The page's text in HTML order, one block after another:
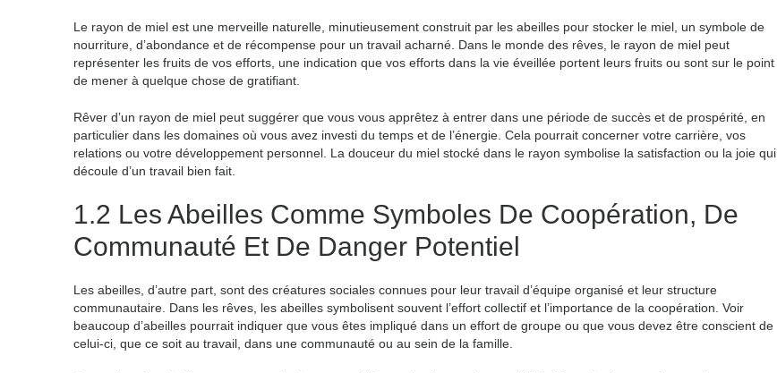
Le rayon de miel est une merveille naturelle, minutieusement construit par les abeilles pour stocker le miel, un symbole de
nourriture, d’abondance et de récompense pour un travail acharné. Dans le monde des rêves, le rayon de miel peut
représenter les fruits de vos efforts, une indication que vos efforts dans la vie éveillée portent leurs fruits ou sont sur le point
de mener à quelque chose de gratifiant.
Rêver d’un rayon de miel peut suggérer que vous vous apprêtez à entrer dans une période de succès et de prospérité, en
particulier dans les domaines où vous avez investi du temps et de l’énergie. Cela pourrait concerner votre carrière, vos
relations ou votre développement personnel. La douceur du miel stocké dans le rayon symbolise la satisfaction ou la joie qui
découle d’un travail bien fait.
1.2 Les Abeilles Comme Symboles De Coopération, De
Communauté Et De Danger Potentiel
Les abeilles, d’autre part, sont des créatures sociales connues pour leur travail d’équipe organisé et leur structure
communautaire. Dans les rêves, les abeilles symbolisent souvent l’effort collectif et l’importance de la coopération. Voir
beaucoup d’abeilles pourrait indiquer que vous êtes impliqué dans un effort de groupe ou que vous devez être conscient de
celui-ci, que ce soit au travail, dans une communauté ou au sein de la famille.